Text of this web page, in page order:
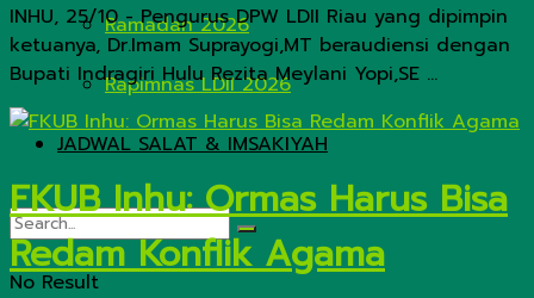
Ramadan 2026
Rapimnas LDII 2026
JADWAL SALAT & IMSAKIYAH
No Result
INHU, 25/10 - Pengurus DPW LDII Riau yang dipimpin
ketuanya, Dr.Imam Suprayogi,MT beraudiensi dengan
Bupati Indragiri Hulu Rezita Meylani Yopi,SE ...
FKUB Inhu: Ormas Harus Bisa
Redam Konflik Agama